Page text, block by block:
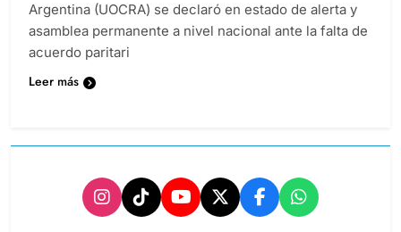
Argentina (UOCRA) se declaró en estado de alerta y
asamblea permanente a nivel nacional ante la falta de
acuerdo paritari
Leer más